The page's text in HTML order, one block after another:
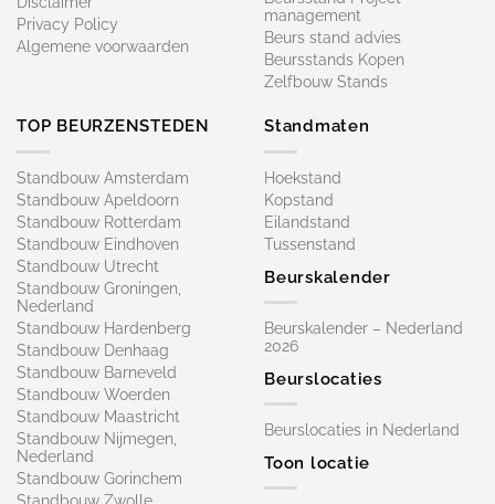
Privacy Policy
Algemene voorwaarden
management
Beurs stand advies
Beursstands Kopen
Zelfbouw Stands
TOP BEURZENSTEDEN
Standbouw Amsterdam
Standbouw Apeldoorn
Standbouw Rotterdam
Standbouw Eindhoven
Standbouw Utrecht
Standbouw Groningen,
Nederland
Standbouw Hardenberg
Standbouw Denhaag
Standbouw Barneveld
Standbouw Woerden
Standbouw Maastricht
Standbouw Nijmegen,
Nederland
Standbouw Gorinchem
Standbouw Zwolle
Standmaten
Hoekstand
Kopstand
Eilandstand
Tussenstand
Beurskalender
Beurskalender – Nederland
2026
Beurslocaties
Beurslocaties in Nederland
Toon locatie